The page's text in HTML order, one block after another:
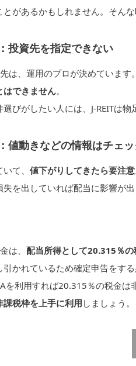
があるかもしれません。そん
投資先を指定できない
先は、運用のプロが決めていま
はできません。
びがしたい人には、J-REITは物
値動きなどの情報はチェ
て、 値下がりしてきたら要注意
失を出していれば配当に影響が
は、 配当所得として20.315％
かれているため確定申告をする
を利用すれば20.315％の税金は
課税枠を上手に利用 しましょう。